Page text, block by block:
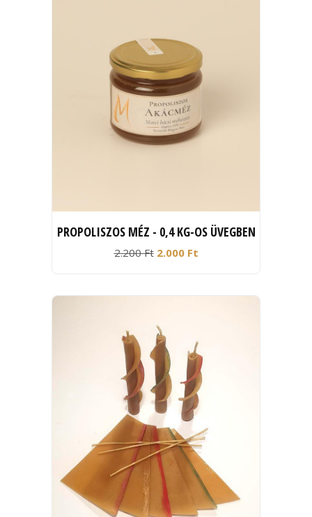
PROPOLISZOS MÉZ - 0,4 KG-OS ÜVEGBEN
2.200 Ft 2.000 Ft